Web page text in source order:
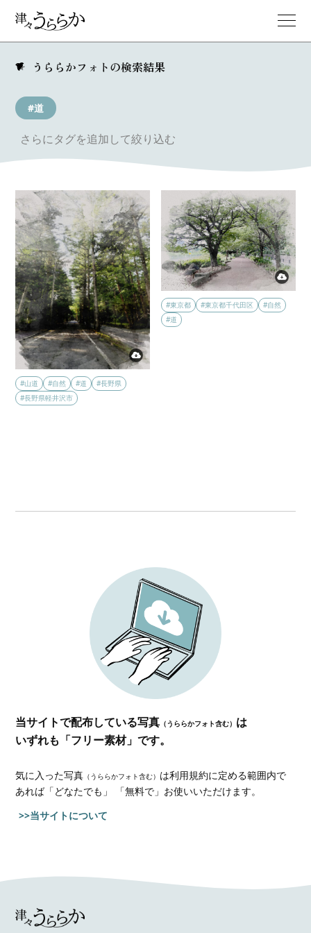
うららかフォトの検索結果
#道
さらにタグを追加して絞り込む
#山道 #自然 #道
#長野県
#長野県軽井沢市
#東京都 #東京都千代田区
#自然
#道
当サイトで配布している写真 （うららかフォト含む） は
いずれも「フリー素材」です。
気に入った写真 （うららかフォト含む） は利用規約に定める範囲内で
あれば「どなたでも」 「無料で」お使いいただけます。
>>当サイトについて